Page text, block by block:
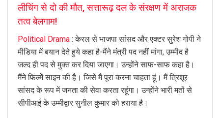
लीचिंग से दो की मौत, सत्तारूढ़ दल के संरक्षण में अराजक
तत्व बेलगाम!
Political Drama : केरल से भाजपा सांसद और एक्टर सुरेश गोपी ने
मीडिया में बयान देते हुये कहा है-मैंने मंंत्री पद नहीं मांगा, उम्मीद है
जल्द ही पद से मुक्त कर दिया जाएगा। उन्होंने साफ-साफ कहा है।
मैंने फिल्में साइन की है। जिसे मैं पूरा करना चाहता हूं। मैं त्रिशूर
सांसद के रूप में जनता की सेवा करता रहूंगा। उन्होंने भारी मतों से
सीपीआई के उम्मीद्वार सुनील कुमार को हराया है।